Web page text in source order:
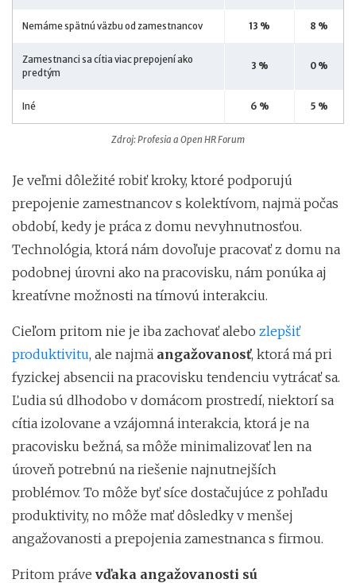
Zdroj: Profesia a Open HR Forum
Nemáme spätnú väzbu od zamestnancov 13 % 8 %
Zamestnanci sa cítia viac prepojení ako
predtým
3 % 0 %
Iné 6 % 5 %
Je veľmi dôležité robiť kroky, ktoré podporujú
prepojenie zamestnancov s kolektívom, najmä počas
období, kedy je práca z domu nevyhnutnosťou.
Technológia, ktorá nám dovoľuje pracovať z domu na
podobnej úrovni ako na pracovisku, nám ponúka aj
kreatívne možnosti na tímovú interakciu.
Cieľom pritom nie je iba zachovať alebo zlepšiť
produktivitu, ale najmä angažovanosť, ktorá má pri
fyzickej absencii na pracovisku tendenciu vytrácať sa.
Ľudia sú dlhodobo v domácom prostredí, niektorí sa
cítia izolovane a vzájomná interakcia, ktorá je na
pracovisku bežná, sa môže minimalizovať len na
úroveň potrebnú na riešenie najnutnejších
problémov. To môže byť síce dostačujúce z pohľadu
produktivity, no môže mať dôsledky v menšej
angažovanosti a prepojenia zamestnanca s firmou.
Pritom práve vďaka angažovanosti sú